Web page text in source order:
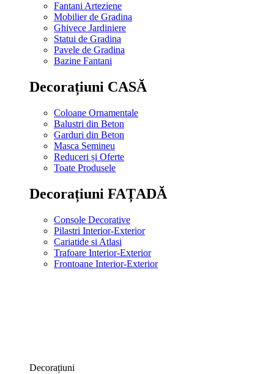
Fantani Arteziene
Mobilier de Gradina
Ghivece Jardiniere
Statui de Gradina
Pavele de Gradina
Bazine Fantani
Decorațiuni CASĂ
Coloane Ornamentale
Balustri din Beton
Garduri din Beton
Masca Semineu
Reduceri și Oferte
Toate Produsele
Decorațiuni FAȚADĂ
Console Decorative
Pilastri Interior-Exterior
Cariatide si Atlasi
Trafoare Interior-Exterior
Frontoane Interior-Exterior
Decorațiuni